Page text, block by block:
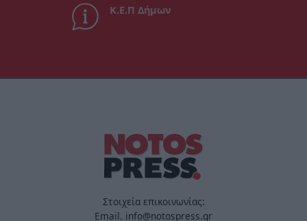
Κ.Ε.Π Δήμων
Στοιχεία επικοινωνίας:
Email. info@notospress.gr